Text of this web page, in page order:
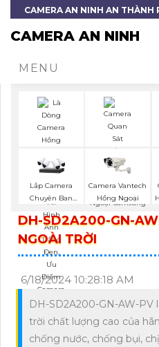
CAMERA AN NINH AN THÀNH
CAMERA AN NINH
MENU
Camera Hồng
Ngoại Samsung
Lắp Camera
Chuyên Ban
Đêm
Camera Vantech
Hồng Ngoại
DH-SD2A200-GN-
NGOÀI TRỜI
6/18/2024 10:28:18 AM
DH-SD2A200-GN-AW-PV
trời chất lượng cao của
chống nước, chống bụi,